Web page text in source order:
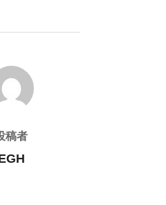
稿者
稿者